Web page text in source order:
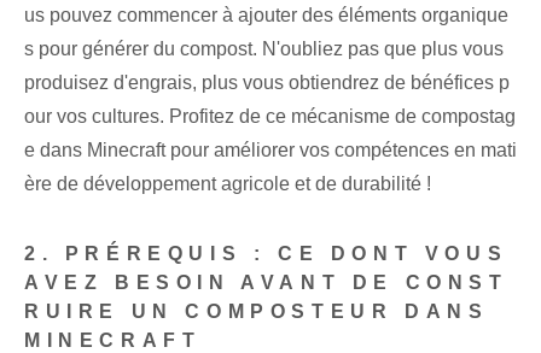
us pouvez commencer à ajouter des éléments organique
s pour générer du compost. N'oubliez pas que plus vous
produisez d'engrais, plus vous obtiendrez de bénéfices p
our vos cultures. Profitez de ce mécanisme de compostag
e dans Minecraft pour améliorer vos compétences en mati
ère de développement agricole et de durabilité !
2. PRÉREQUIS : CE DONT VOUS
AVEZ BESOIN AVANT DE CONST
RUIRE UN COMPOSTEUR DANS
MINECRAFT